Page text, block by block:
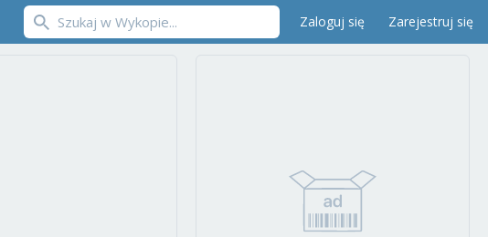
Zaloguj się Zarejestruj się